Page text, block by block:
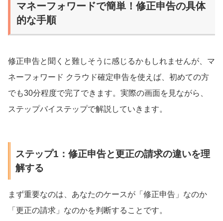
マネーフォワードで簡単！修正申告の具体
的な手順
修正申告と聞くと難しそうに感じるかもしれませんが、マ
ネーフォワード クラウド確定申告を使えば、初めての方
でも30分程度で完了できます。実際の画面を見ながら、
ステップバイステップで解説していきます。
ステップ1：修正申告と更正の請求の違いを理
解する
まず重要なのは、あなたのケースが「修正申告」なのか
「更正の請求」なのかを判断することです。